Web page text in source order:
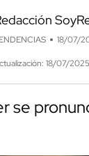
18/07/
18/07/2025
se